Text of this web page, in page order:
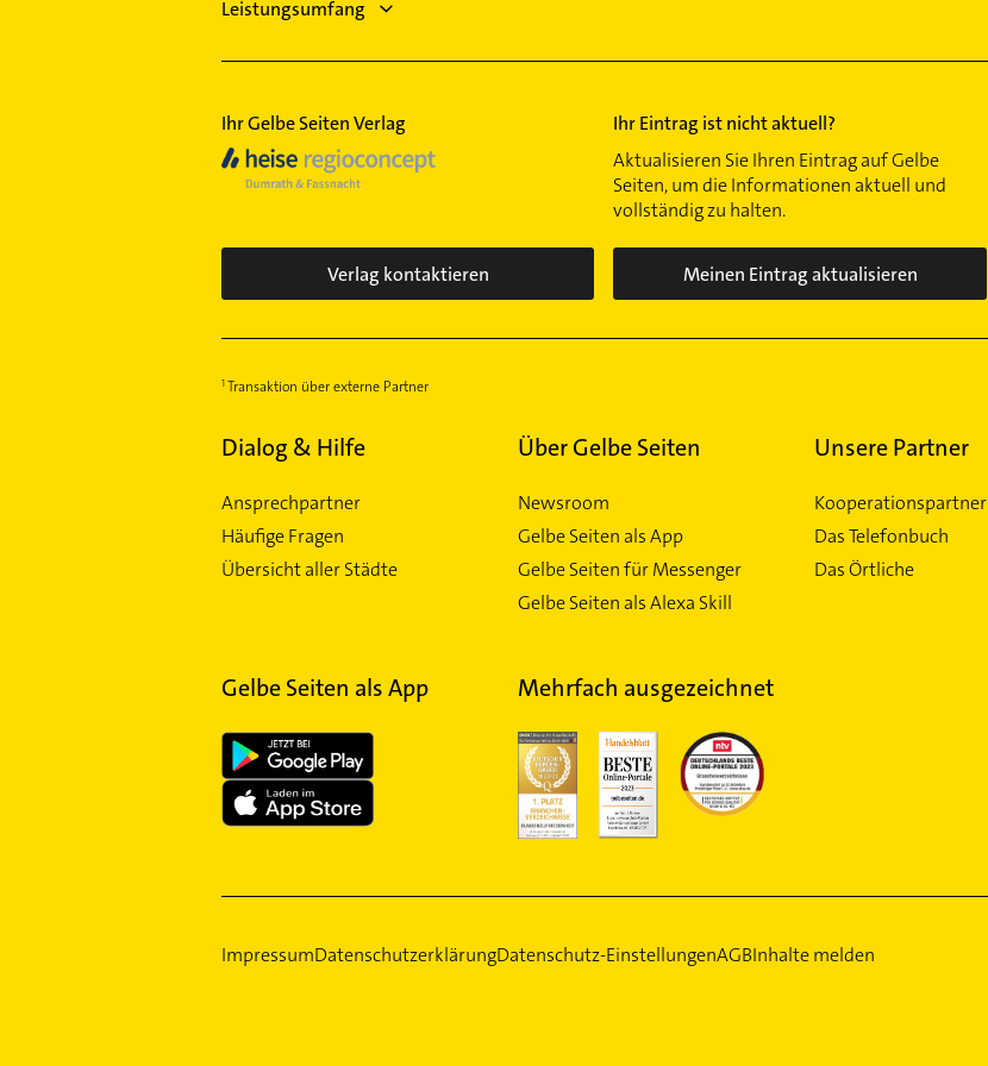
Leistungsumfang
Ihr Gelbe Seiten Verlag
Verlag kontaktieren
Ihr Eintrag ist nicht aktuell?
Aktualisieren Sie Ihren Eintrag auf Gelbe
Seiten, um die Informationen aktuell und
vollständig zu halten.
Meinen Eintrag aktualisieren
Transaktion über externe Partner
Dialog & Hilfe
Ansprechpartner
Häufige Fragen
Übersicht aller Städte
Über Gelbe Seiten
Newsroom
Gelbe Seiten als App
Gelbe Seiten für Messenger
Gelbe Seiten als Alexa Skill
Unsere Partner
Kooperationspartner
Das Telefonbuch
Das Örtliche
Gelbe Seiten als App Mehrfach ausgezeichnet
ImpressumDatenschutzerklärungDatenschutz-EinstellungenAGBInhalte melden